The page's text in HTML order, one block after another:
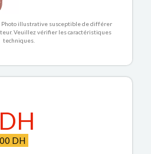
Photo illustrative susceptible de différer
Veuillez vérifier les caractéristiques
techniques.
DH